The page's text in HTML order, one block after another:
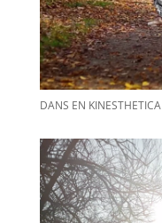
DANS EN KINESTHETICA